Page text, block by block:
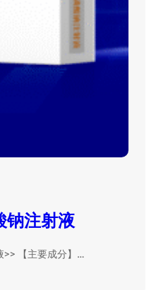
钠注射液
>> 【主要成分】…